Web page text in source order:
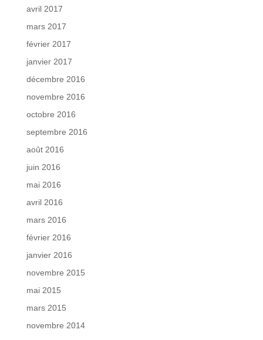
avril 2017
mars 2017
février 2017
janvier 2017
décembre 2016
novembre 2016
octobre 2016
septembre 2016
août 2016
juin 2016
mai 2016
avril 2016
mars 2016
février 2016
janvier 2016
novembre 2015
mai 2015
mars 2015
novembre 2014